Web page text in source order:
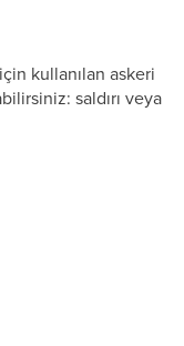
kullanılan askeri
saldırı veya